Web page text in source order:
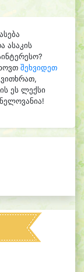
ასაკის
შეხვიდეთ
ეს ლექსი